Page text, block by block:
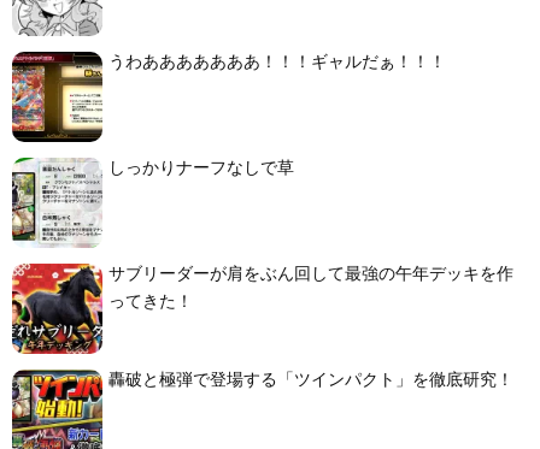
うわあああああああ！！！ギャルだぁ！！！
しっかりナーフなしで草
サブリーダーが肩をぶん回して最強の午年デッキを作
ってきた！
轟破と極弾で登場する「ツインパクト」を徹底研究！